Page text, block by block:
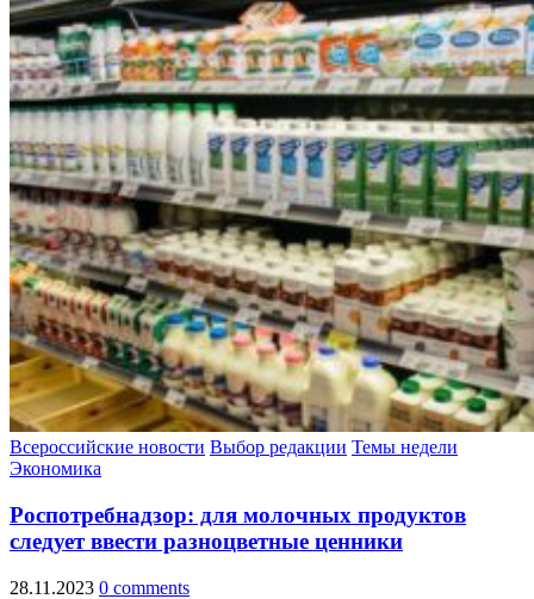
Всероссийские новости Выбор редакции Темы недели
Экономика
Роспотребнадзор: для молочных продуктов
следует ввести разноцветные ценники
28.11.2023 0 comments